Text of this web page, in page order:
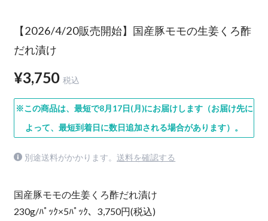
【2026/4/20販売開始】国産豚モモの生姜くろ酢
だれ漬け
¥3,750 税込
※この商品は、最短で8月17日(月)にお届けします（お届け先に
よって、最短到着日に数日追加される場合があります）。
別途送料がかかります。 送料を確認する
国産豚モモの生姜くろ酢だれ漬け
230g/ﾊﾟｯｸ×5ﾊﾟｯｸ、3,750円(税込)